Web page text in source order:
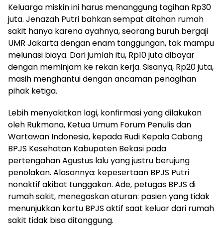
Keluarga miskin ini harus menanggung tagihan Rp30
juta. Jenazah Putri bahkan sempat ditahan rumah
sakit hanya karena ayahnya, seorang buruh bergaji
UMR Jakarta dengan enam tanggungan, tak mampu
melunasi biaya. Dari jumlah itu, Rp10 juta dibayar
dengan meminjam ke rekan kerja. Sisanya, Rp20 juta,
masih menghantui dengan ancaman penagihan
pihak ketiga.
Lebih menyakitkan lagi, konfirmasi yang dilakukan
oleh Rukmana, Ketua Umum Forum Penulis dan
Wartawan Indonesia, kepada Rudi Kepala Cabang
BPJS Kesehatan Kabupaten Bekasi pada
pertengahan Agustus lalu yang justru berujung
penolakan. Alasannya: kepesertaan BPJS Putri
nonaktif akibat tunggakan. Ade, petugas BPJS di
rumah sakit, menegaskan aturan: pasien yang tidak
menunjukkan kartu BPJS aktif saat keluar dari rumah
sakit tidak bisa ditanggung.